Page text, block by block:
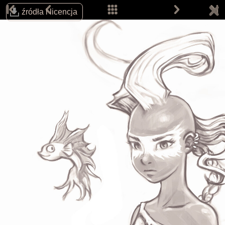
źródła i licencja
Śledź autora na:
info@davidrevoy.com
Dołącz do pokojów rozmów (w j. angielskim):
IRC: #pepper&carrot na libera.chat
Strona główna